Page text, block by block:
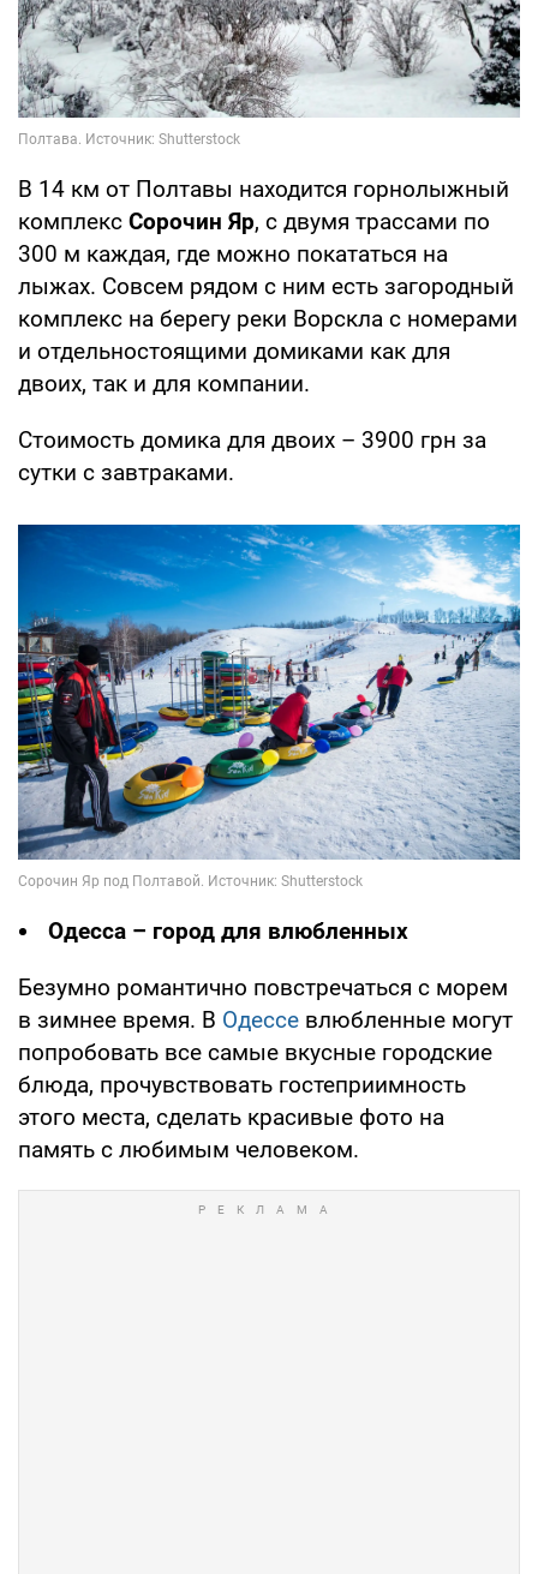
В 14 км от Полтавы находится горнолыжный
комплекс Сорочин Яр, с двумя трассами по
300 м каждая, где можно покататься на
лыжах. Совсем рядом с ним есть загородный
комплекс на берегу реки Ворскла с номерами
и отдельностоящими домиками как для
двоих, так и для компании.
Стоимость домика для двоих – 3900 грн за
сутки с завтраками.
Одесса – город для влюбленных
Безумно романтично повстречаться с морем
в зимнее время. В Одессе влюбленные могут
попробовать все самые вкусные городские
блюда, прочувствовать гостеприимность
этого места, сделать красивые фото на
память с любимым человеком.